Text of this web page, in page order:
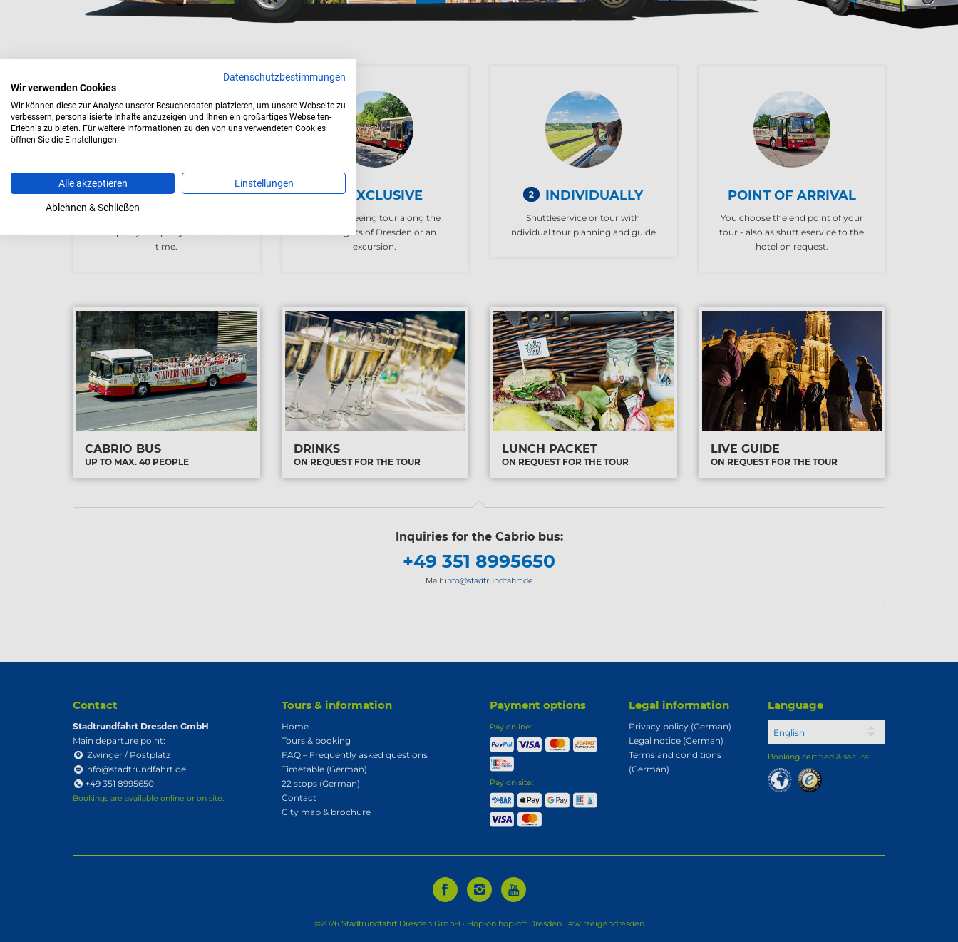
DEPARTURE POINT
time.
1 EXCLUSIVE
City sightseeing tour along the
main sights of Dresden or an
excursion.
2 INDIVIDUALLY
Shuttleservice or tour with
individual tour planning and guide.
POINT OF ARRIVAL
You choose the end point of your
tour - also as shuttleservice to the
hotel on request.
CABRIO BUS
UP TO MAX. 40 PEOPLE
DRINKS
ON REQUEST FOR THE TOUR
LUNCH PACKET
ON REQUEST FOR THE TOUR
LIVE GUIDE
ON REQUEST FOR THE TOUR
Inquiries for the Cabrio bus:
+49 351 8995650
Mail: info@stadtrundfahrt.de
Contact
Stadtrundfahrt Dresden GmbH
Main departure point:
Zwinger / Postplatz
info@stadtrundfahrt.de
+49 351 8995650
Bookings are available online or on site.
Tours & information
Home
Tours & booking
FAQ – Frequently asked questions
Timetable (German)
22 stops (German)
Contact
City map & brochure
Payment options
Pay online:
Pay on site:
Legal information
Privacy policy (German)
Legal notice (German)
Terms and conditions
(German)
Language
Booking certified & secure:
©2026 Stadtrundfahrt Dresden GmbH · Hop-on hop-off Dresden · #wirzeigendresden
Datenschutzbestimmungen
Wir verwenden Cookies
Wir können diese zur Analyse unserer Besucherdaten platzieren, um unsere Webseite zu
verbessern, personalisierte Inhalte anzuzeigen und Ihnen ein großartiges Webseiten-
Erlebnis zu bieten. Für weitere Informationen zu den von uns verwendeten Cookies
öffnen Sie die Einstellungen.
Alle akzeptieren Einstellungen
Ablehnen & Schließen